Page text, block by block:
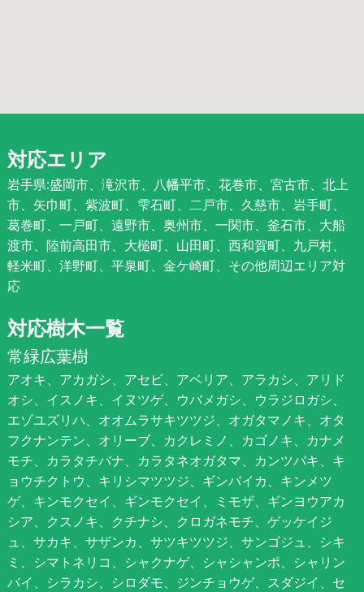
対応エリア
岩手県:盛岡市、滝沢市、八幡平市、花巻市、宮古市、北上
市、矢巾町、紫波町、雫石町、二戸市、久慈市、岩手町、
葛巻町、一戸町、遠野市、奥州市、一関市、釜石市、大船
渡市、陸前高田市、大槌町、山田町、西和賀町、九戸村、
軽米町、洋野町、平泉町、金ケ崎町、その他周辺エリア対
応
対応樹木一覧
常緑広葉樹
アオキ、アカガシ、アセビ、アベリア、アラカシ、アリド
オシ、イスノキ、イヌツゲ、ウバメガシ、ウラジロガシ、
エゾユズリハ、オオムラサキツツジ、オガタマノキ、オタ
フクナンテン、オリーブ、カクレミノ、カゴノキ、カナメ
モチ、カラタチバナ、カラタネオガタマ、カンツバキ、キ
ョウチクトウ、キリシマツツジ、ギンバイカ、キンメツ
ゲ、キンモクセイ、ギンモクセイ、ミモザ、ギンヨウアカ
シア、クスノキ、クチナシ、クロガネモチ、ゲッケイジ
ュ、サカキ、サザンカ、サツキツツジ、サンゴジュ、シキ
ミ、シマトネリコ、シャクナゲ、シャシャンポ、シャリン
バイ、シラカシ、シロダモ、ジンチョウゲ、スダジイ、セ